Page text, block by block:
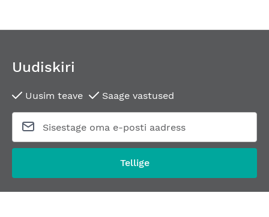
Uudiskiri
Uusim teave Saage vastused
Tellige